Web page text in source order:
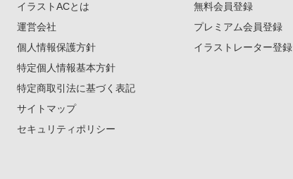
イラストACとは
運営会社
個人情報保護方針
特定個人情報基本方針
特定商取引法に基づく表記
サイトマップ
セキュリティポリシー
無料会員登録
プレミアム会員登録
イラストレーター登録